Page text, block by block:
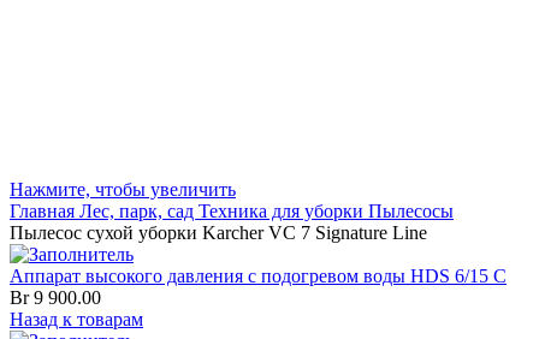
Нажмите, чтобы увеличить
Главная Лес, парк, сад Техника для уборки Пылесосы
Пылесос сухой уборки Karcher VC 7 Signature Line
Аппарат высокого давления с подогревом воды HDS 6/15 C
Br9 900.00
Назад к товарам